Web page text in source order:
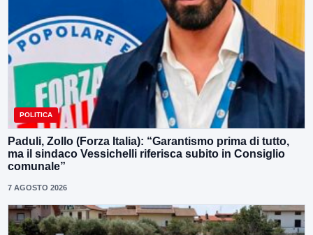
POLITICA
Paduli, Zollo (Forza Italia): “Garantismo prima di tutto,
ma il sindaco Vessichelli riferisca subito in Consiglio
comunale”
7 AGOSTO 2026